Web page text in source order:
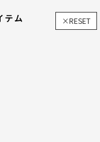
テム ×RESET